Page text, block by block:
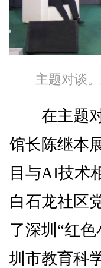
主题对谈
在主题对
馆长陈继本
目与AI技术
白石龙社区
了深圳“红
圳市教育科